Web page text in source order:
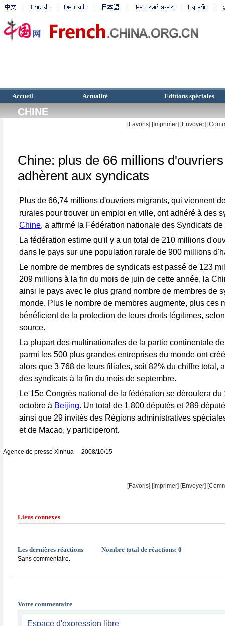
Accueil Actualité Editions spéciales
CHINE
[Favoris] [Imprimer] [Envoyer]
Chine: plus de 66 millions
adhèrent aux syndicats
Plus de 66,74 millions d'ouvriers migrants, qui viennent
rurales pour trouver un emploi en ville, ont adhéré à des
Chine, a affirmé la Fédération nationale des Syndicats
La fédération estime qu'il y a un total de 210 millions
dans le pays sur une population rurale de 900 millions
Le nombre de membres de syndicats est passé de 123
209 millions à la fin du mois de juin de cette année, la
ainsi le pays avec le plus grand nombre de membres de
monde. Plus le nombre de membres augmente, plus ces
bénéficient de la protection de leurs droits légitimes,
source.
La plupart des multinationales de la partie continentale
parmi les 500 plus grandes entreprises du monde ont
alors que 3 768 de leurs filiales, soit 82% du chiffre total,
des syndicats à la fin du mois de septembre.
Le 15e Congrès national de la fédération se déroulera du
octobre à Beijing. Un total de 1 800 députés et 289
ainsi que 29 invités des Régions administratives
et de Macao, y participeront.
Agence de presse Xinhua 2008/10/15
[Favoris] [Imprimer] [Envoyer]
Liens connexes
Les dernières réactions Nombre total de réactions: 0
Sans commentaire.
Votre commentaire